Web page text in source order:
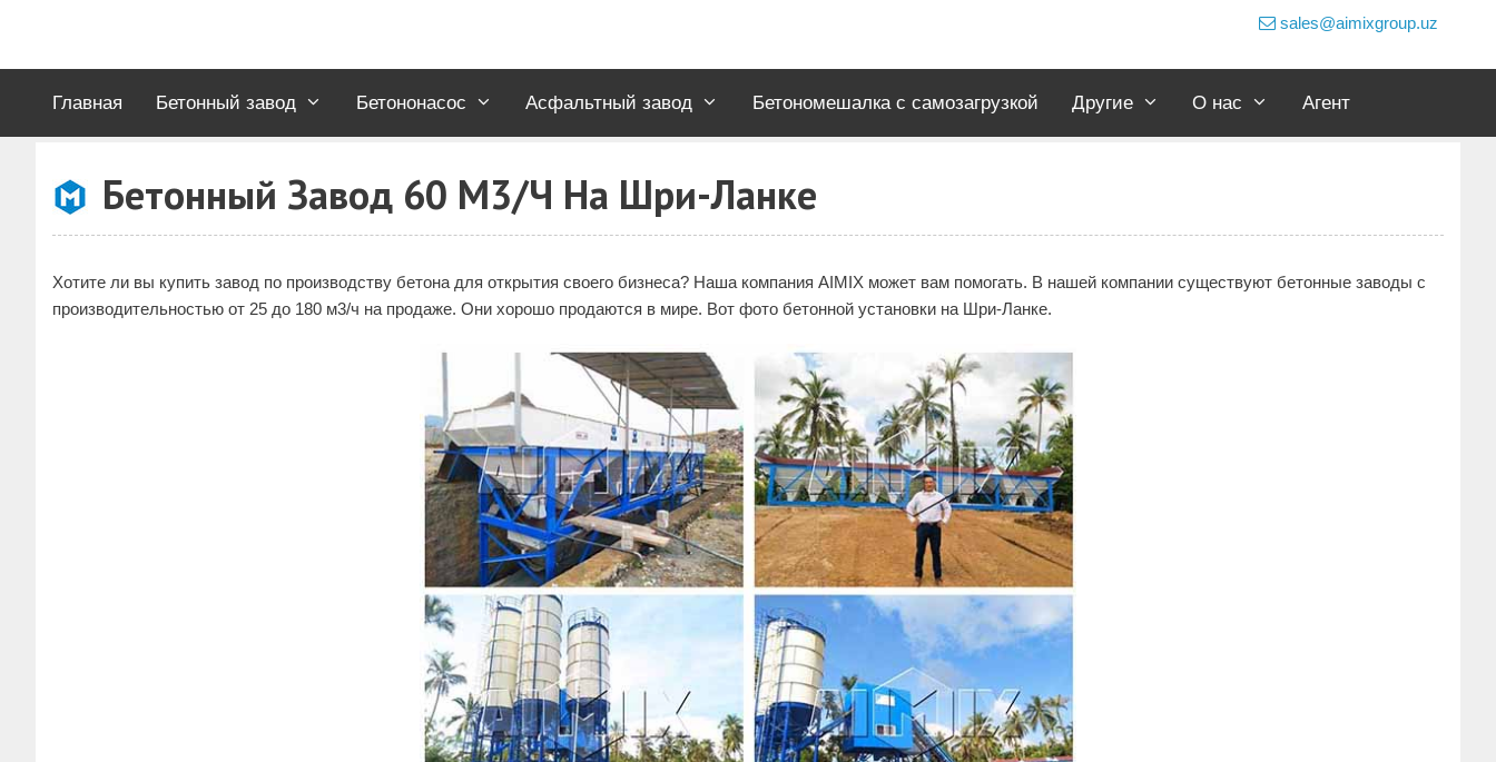
sales@aimixgroup.uz
Главная Бетонный завод Бетононасос Асфальтный завод Бетономешалка с самозагрузкой Другие О нас Агент
Бетонный Завод 60 М3/ч На Шри-Ланке
Хотите ли вы купить завод по производству бетона для открытия своего бизнеса? Наша компания AIMIX может вам помогать. В нашей компании существуют бетонные заводы с
производительностью от 25 до 180 м3/ч на продаже. Они хорошо продаются в мире. Вот фото бетонной установки на Шри-Ланке.